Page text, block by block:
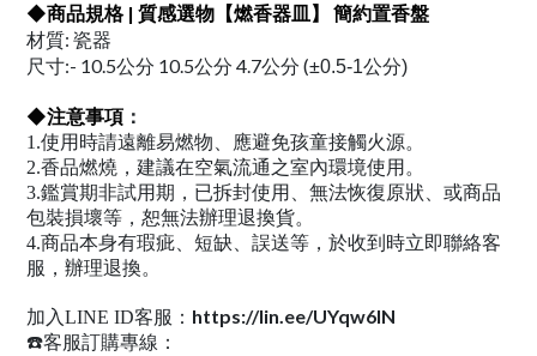
◆商品規格 | 質感選物【燃香器皿】 簡約置香盤
材質: 瓷器
尺寸:- 10.5公分 10.5公分 4.7公分 (±0.5-1公分)
◆注意事項 ：
1.使用時請遠離易燃物、應避免孩童接觸火源。
2.香品燃燒，建議在空氣流通之室內環境使用。
3.鑑賞期非試用期，已拆封使用、無法恢復原狀、或商品
包裝損壞等，恕無法辦理退換貨。
4.商品本身有瑕疵、短缺、誤送等，於收到時立即聯絡客
服，辦理退換。
加入LINE ID客服： https://lin.ee/UYqw6IN
☎️客服訂購專線：